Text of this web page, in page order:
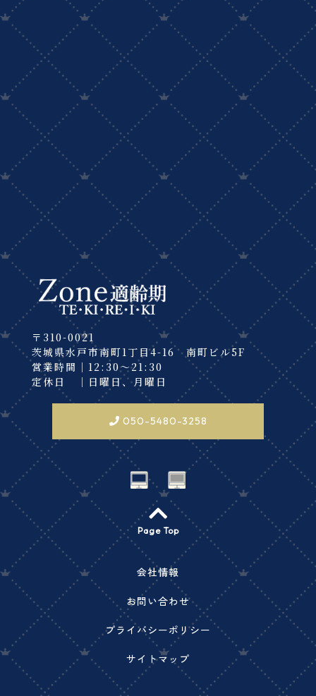
〒310-0021
茨城県水戸市南町1丁目4-16 南町ビル5F
営業時間｜12:30～21:30
定休日 ｜日曜日、月曜日
050-5480-3258
Page Top
会社情報
お問い合わせ
プライバシーポリシー
サイトマップ